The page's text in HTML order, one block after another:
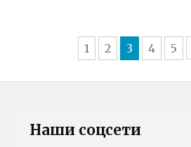
1 2 3 4 5
Наши соцсети